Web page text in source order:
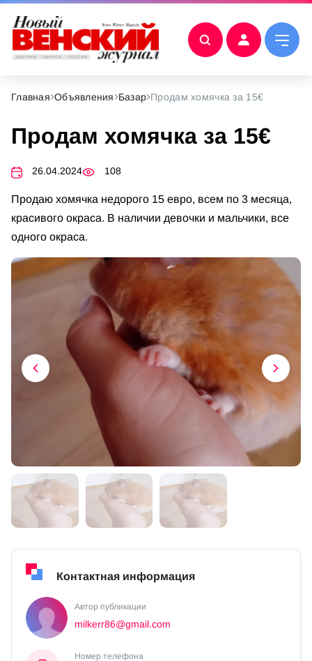
Главная Объявления Базар Продам хомячка за 15€
Продам хомячка за 15€
26.04.2024 108
Продаю хомячка недорого 15 евро, всем по 3 месяца,
красивого окраса. В наличии девочки и мальчики, все
одного окраса.
Контактная информация
Автор публикации
milkerr86@gmail.com
Номер телефона